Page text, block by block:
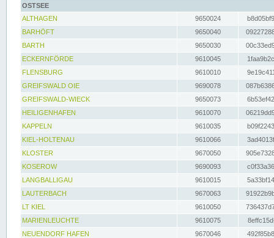
OSTSEE
ALTHAGEN
9650024
BARHÖFT
9650040
BARTH
9650030
ECKERNFÖRDE
9610045
FLENSBURG
9610010
GREIFSWALD OIE
9690078
GREIFSWALD-WIECK
9650073
HEILIGENHAFEN
9610070
KAPPELN
9610035
KIEL-HOLTENAU
9610066
KLOSTER
9670050
KOSEROW
9690093
LANGBALLIGAU
9610015
LAUTERBACH
9670063
LT KIEL
9610050
MARIENLEUCHTE
9610075
NEUENDORF HAFEN
9670046